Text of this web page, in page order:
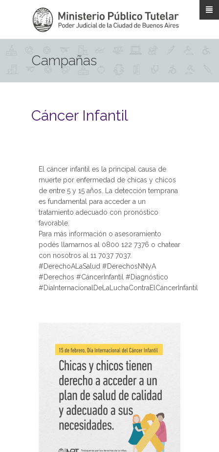
Campañas
Cáncer Infantil
El cáncer infantil es la principal causa de
muerte por enfermedad de chicas y chicos
de entre 5 y 15 años. La detección temprana
es fundamental para acceder a un
tratamiento adecuado con pronóstico
favorable.
Para más información o asesoramiento
podés llamarnos al 0800 122 7376 o chatear
con nosotros al 11 7037 7037.
#DerechoALaSalud #DerechosNNyA
#Derechos #CáncerInfantil #Diagnóstico
#DíaInternacionalDeLaLuchaContraElCáncerInfantil